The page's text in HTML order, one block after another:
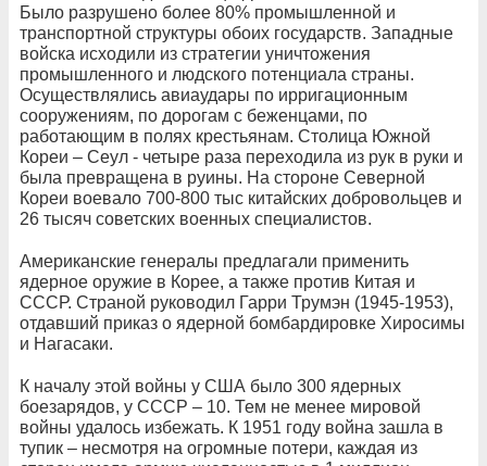
Было разрушено более 80% промышленной и
транспортной структуры обоих государств. Западные
войска исходили из стратегии уничтожения
промышленного и людского потенциала страны.
Осуществлялись авиаудары по ирригационным
сооружениям, по дорогам с беженцами, по
работающим в полях крестьянам. Столица Южной
Кореи – Сеул - четыре раза переходила из рук в руки и
была превращена в руины. На стороне Северной
Кореи воевало 700-800 тыс китайских добровольцев и
26 тысяч советских военных специалистов.
Американские генералы предлагали применить
ядерное оружие в Корее, а также против Китая и
СССР. Страной руководил Гарри Трумэн (1945-1953),
отдавший приказ о ядерной бомбардировке Хиросимы
и Нагасаки.
К началу этой войны у США было 300 ядерных
боезарядов, у СССР – 10. Тем не менее мировой
войны удалось избежать. К 1951 году война зашла в
тупик – несмотря на огромные потери, каждая из